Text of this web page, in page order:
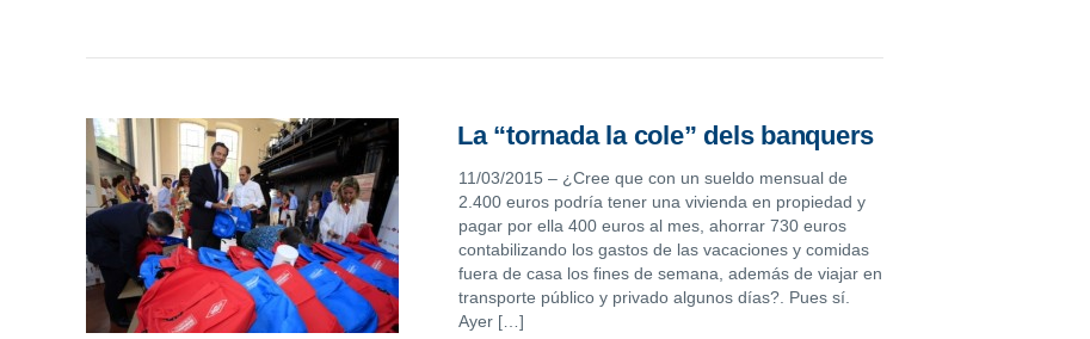
La “tornada la cole” dels banquers
11/03/2015 – ¿Cree que con un sueldo mensual de
2.400 euros podría tener una vivienda en propiedad y
pagar por ella 400 euros al mes, ahorrar 730 euros
contabilizando los gastos de las vacaciones y comidas
fuera de casa los fines de semana, además de viajar en
transporte público y privado algunos días?. Pues sí.
Ayer […]